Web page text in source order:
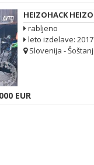
rabljeno
leto izdelave: 2017
Slovenija - Šoštanj
EUR